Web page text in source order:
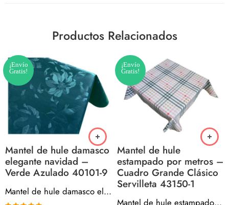
Productos Relacionados
¡Envío
Gratis!
Mantel de hule damasco
elegante navidad –
Verde Azulado 40101-9
Mantel de hule damasco elegante navidad – Verde Azulado 40101-9
¡Envío
Gratis!
Mantel de hule
estampado por metros –
Cuadro Grande Clásico
Servilleta 43150-1
Mantel de hule estampado por metros – Cuadro Grande Clásico Servilleta 43150-1